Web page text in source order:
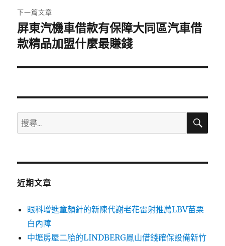
章:
下一篇文章
下
一
文
屏東汽機車借款有保障大同區汽車借
款精品加盟什麼最賺錢
搜
尋
鍵
搜
近期文章
眼科增進童顏針的新陳代謝老花雷射推薦LBV苗栗
白內障
中壢房屋二胎的LINDBERG鳳山借錢確保設備新竹